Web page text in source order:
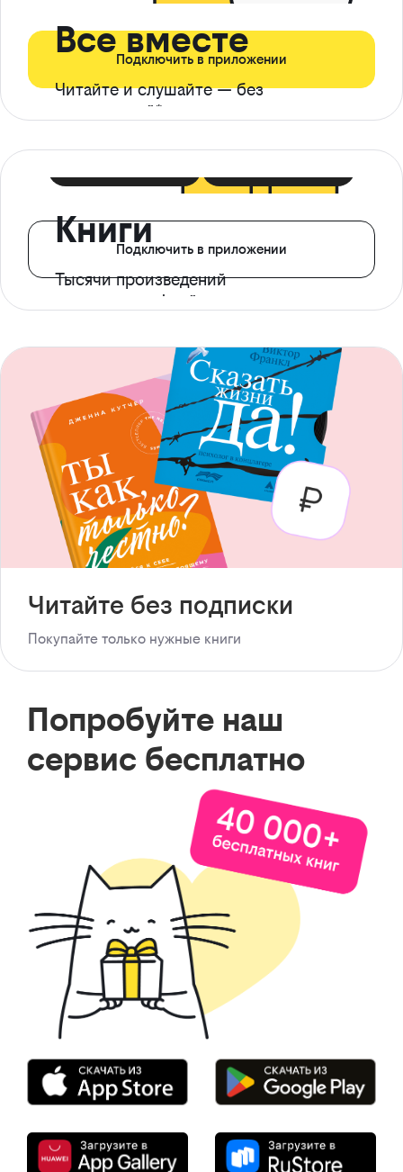
Все вместе
Читайте и слушайте — без
ограничений*
Подключить в приложении
Книги
Тысячи произведений
с доступом офлайн
Подключить в приложении
Читайте без подписки
Покупайте только нужные книги
Попробуйте наш
сервис бесплатно